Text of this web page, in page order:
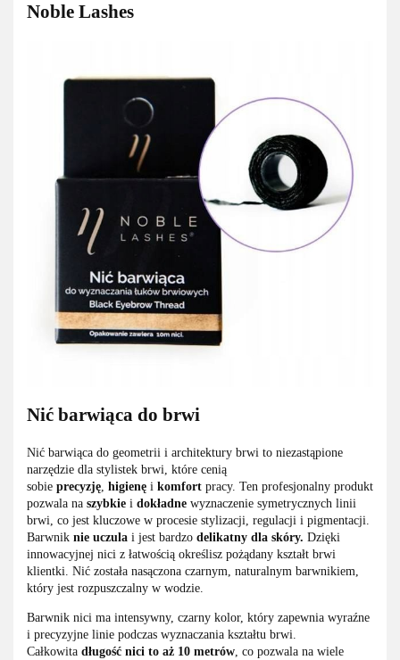
Noble Lashes
Nić barwiąca do brwi
Nić barwiąca do geometrii i architektury brwi to niezastąpione
narzędzie dla stylistek brwi, które cenią
sobie precyzję higienę i komfort pracy. Ten profesjonalny produkt
pozwala na szybkie i dokładne wyznaczenie symetrycznych linii
brwi, co jest kluczowe w procesie stylizacji, regulacji i pigmentacji.
Barwnik nie uczula i jest bardzo delikatny dla skóry. Dzięki
innowacyjnej nici z łatwością określisz pożądany kształt brwi
klientki. Nić została nasączona czarnym, naturalnym barwnikiem,
który jest rozpuszczalny w wodzie.
Barwnik nici ma intensywny, czarny kolor, który zapewnia wyraźne
i precyzyjne linie podczas wyznaczania kształtu brwi.
Całkowita długość nici to aż 10 metrów , co pozwala na wiele